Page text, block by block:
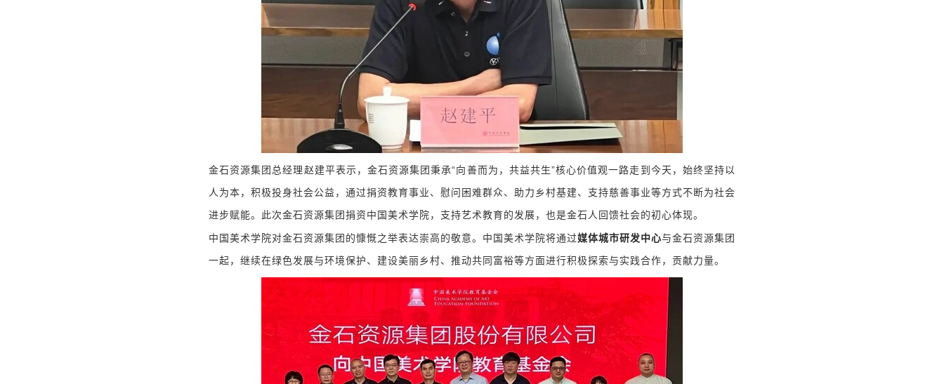
金石资源集团总经理赵建平表示，金石资源集团秉承“向善而为，共益共生”核心价值观一路走到今天，始终坚持以
人为本，积极投身社会公益，通过捐资教育事业、慰问困难群众、助力乡村基建、支持慈善事业等方式不断为社会
进步赋能。 此次金石资源集团捐资中国美术学院，支持艺术教育的发展，也是金石人回馈社会的初心体现。
中国美术学院对金石资源集团的慷慨之举表达崇高的敬意。中国美术学院将通过媒体城市研发中心与金石资源集团
一起，继续在绿色发展与环境保护、建设美丽乡村、推动共同富裕等方面进行积极探索与实践合作，贡献力量。